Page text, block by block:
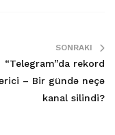
SONRAKI
“Telegram”da rekord
– Bir gündə neçə
kanal silindi?